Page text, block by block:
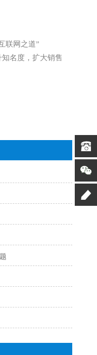
联网之道”
名度，扩大销售